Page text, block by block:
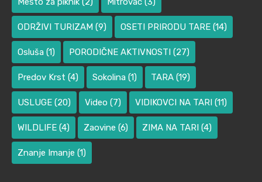
ODRŽIVI TURIZAM (9) OSETI PRIRODU TARE (14)
Osluša (1) PORODIČNE AKTIVNOSTI (27)
Predov Krst (4) Sokolina (1) TARA (19)
USLUGE (20) Video (7) VIDIKOVCI NA TARI (11)
WILDLIFE (4) Zaovine (6) ZIMA NA TARI (4)
Znanje Imanje (1)